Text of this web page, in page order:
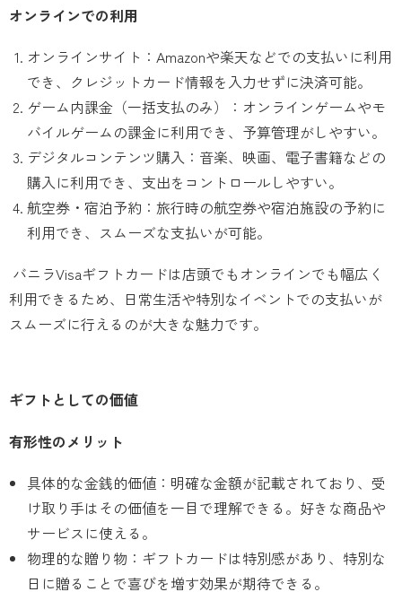
オンラインでの利用
オンラインサイト：Amazonや楽天などでの支払いに利用
でき、クレジットカード情報を入力せずに決済可能。
ゲーム内課金（一括支払のみ）：オンラインゲームやモ
バイルゲームの課金に利用でき、予算管理がしやすい。
デジタルコンテンツ購入：音楽、映画、電子書籍などの
購入に利用でき、支出をコントロールしやすい。
航空券・宿泊予約：旅行時の航空券や宿泊施設の予約に
利用でき、スムーズな支払いが可能。
バニラVisaギフトカードは店頭でもオンラインでも幅広く
利用できるため、日常生活や特別なイベントでの支払いが
スムーズに行えるのが大きな魅力です。
ギフトとしての価値
有形性のメリット
具体的な金銭的価値：明確な金額が記載されており、受
け取り手はその価値を一目で理解できる。好きな商品や
サービスに使える。
物理的な贈り物：ギフトカードは特別感があり、特別な
日に贈ることで喜びを増す効果が期待できる。